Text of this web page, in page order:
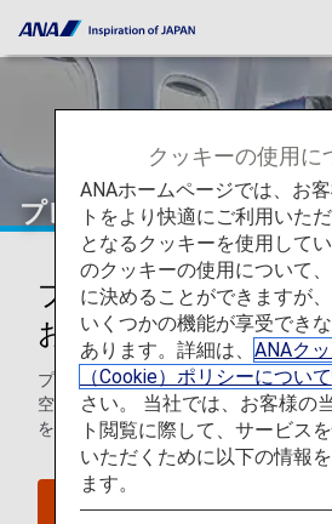
プレミアムエコノミー
プレミアムエコノミ
お客様へのサービス
プレミアムエコノミーのお客様は、機
空間で快適にお過ごしいただき、地
をお預かりするなどの特典をご利用い
空席照会
クッキーの使用に
ANAホームページでは、お
トをより快適にご利用いた
となるクッキーを使用して
のクッキーの使用について
に決めることができますが
いくつかの機能が享受でき
あります。詳細は、 ANAク
（Cookie）ポリシーについて
さい。 当社では、お客様の
ト閲覧に際して、サービス
いただくために以下の情報
ます。